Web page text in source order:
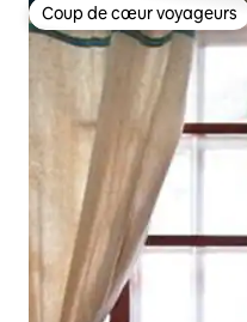
Coup de cœur voyageurs
Coup de cœur voyageurs